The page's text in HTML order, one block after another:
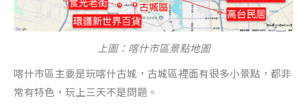
上圖：喀什市區景點地圖
喀什市區主要是玩喀什古城，古城區裡面有很多小景點，都非
常有特色，玩上三天不是問題。